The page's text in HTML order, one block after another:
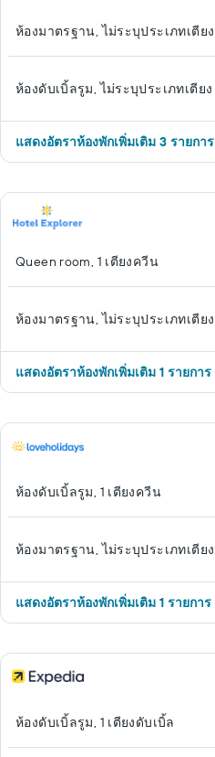
ห้องมาตรฐาน, ไม่ระบุประเภทเตียง
ห้องดับเบิ้ลรูม, ไม่ระบุประเภทเตียง
แสดงอัตราห้องพักเพิ่มเติม 3 รายการ
Queen room, 1 เตียงควีน
ห้องมาตรฐาน, ไม่ระบุประเภทเตียง
แสดงอัตราห้องพักเพิ่มเติม 1 รายการ
ห้องดับเบิ้ลรูม, 1 เตียงควีน
ห้องมาตรฐาน, ไม่ระบุประเภทเตียง
แสดงอัตราห้องพักเพิ่มเติม 1 รายการ
ห้องดับเบิ้ลรูม, 1 เตียงดับเบิ้ล